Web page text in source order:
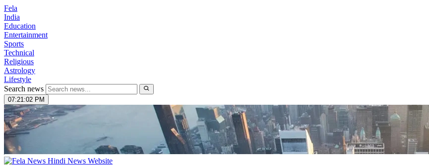
Fela
India
Education
Entertainment
Sports
Technical
Religious
Astrology
Lifestyle
Search news
07:21:03 PM